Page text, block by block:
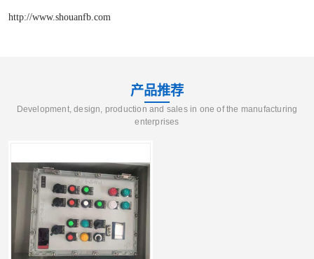
http://www.shouanfb.com
产品推荐
Development, design, production and sales in one of the manufacturing
enterprises